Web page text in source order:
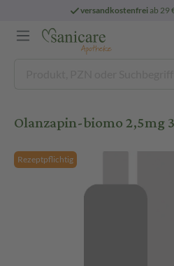
versandkostenfreiab 29
Olanzapin-biomo 2,5mg
Rezeptpflichtig